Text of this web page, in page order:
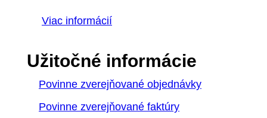
Viac informácií
Užitočné informácie
Povinne zverejňované objednávky
Povinne zverejňované faktúry